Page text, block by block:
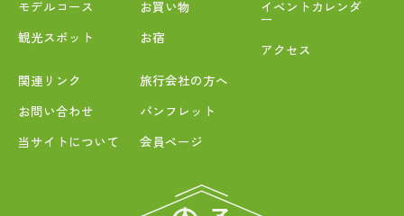
モデルコース
観光スポット
お買い物
お宿
イベントカレンダ
ー
アクセス
関連リンク
お問い合わせ
当サイトについて
旅行会社の方へ
パンフレット
会員ページ